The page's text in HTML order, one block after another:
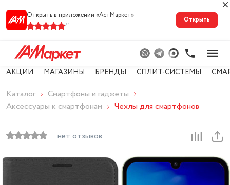
Открыть в приложении «АстМарке‪т‬»
41
Открыть
АКЦИИ МАГАЗИНЫ БРЕНДЫ СПЛИТ-СИСТЕМЫ
Каталог
Смартфоны и гаджеты
Аксессуары к смартфонам
Чехлы для смартфонов
нет отзывов